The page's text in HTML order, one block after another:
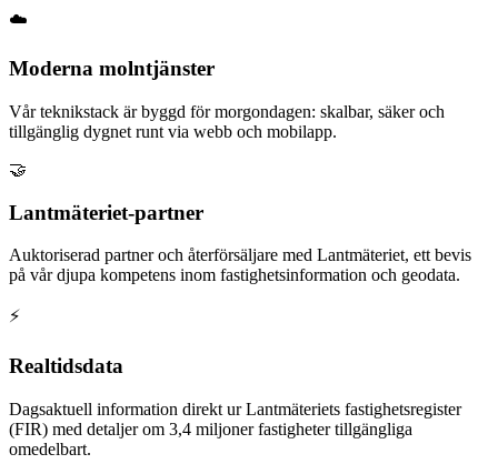
☁️
Moderna molntjänster
Vår teknikstack är byggd för morgondagen: skalbar, säker och
tillgänglig dygnet runt via webb och mobilapp.
🤝
Lantmäteriet-partner
Auktoriserad partner och återförsäljare med Lantmäteriet, ett bevis
på vår djupa kompetens inom fastighetsinformation och geodata.
⚡
Realtidsdata
Dagsaktuell information direkt ur Lantmäteriets fastighetsregister
(FIR) med detaljer om 3,4 miljoner fastigheter tillgängliga
omedelbart.